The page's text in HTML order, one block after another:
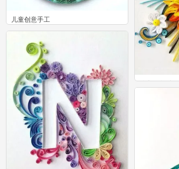
儿童创意手工
1
儿童创意手工